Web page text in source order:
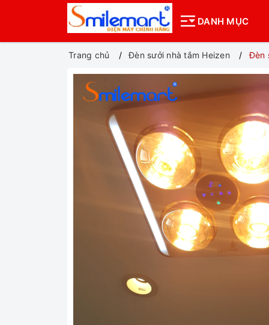
DANH MỤC
Trang chủ Đèn sưởi nhà tắm Heizen Đèn